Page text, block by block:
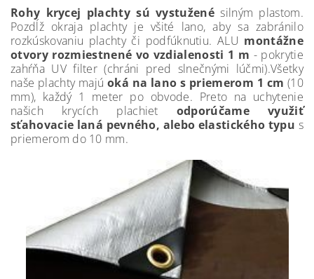
Rohy krycej plachty sú vystuženésilným plastom.
Pozdĺž okraja plachty je všité lano, aby sa zabránilo
rozkúskovaniu plachty či podfúknutiu. ALU montážne
otvory rozmiestnené vo vzdialenosti 1 m - pokrytie
zahŕňa UV filter (chráni pred slnečnými lúčmi).Všetky
naše plachty majú oká na lano s priemerom 1 cm (10
mm), každý 1 meter po obvode. Preto na uchytenie
našich krycích plachiet odporúčame využiť
sťahovacie laná pevného, alebo elastického typu s
priemerom do 10 mm.